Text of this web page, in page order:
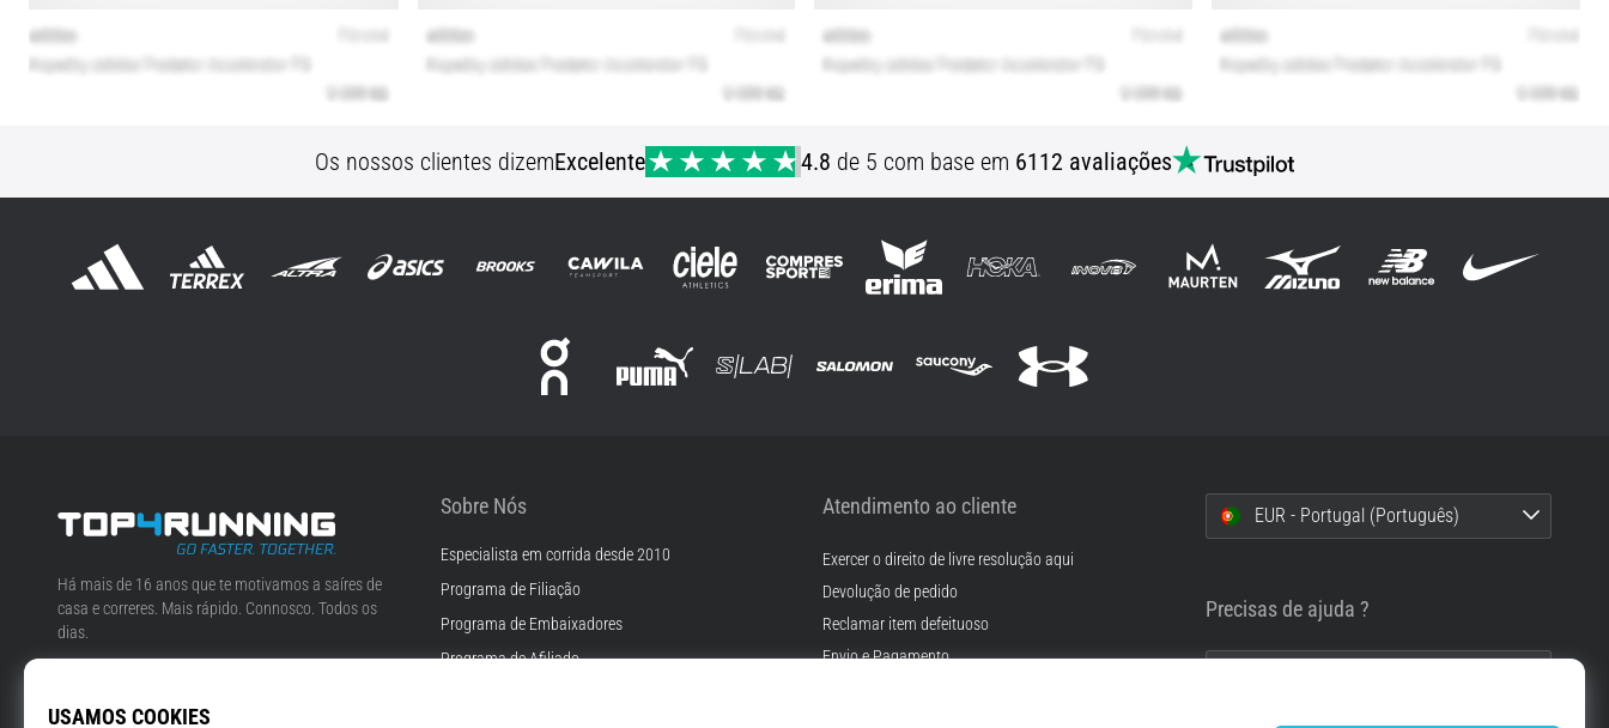
Os nossos clientes dizemExcelente 4.8 de 5 com base em 6112 avaliações
Top4Running.pt
Há mais de 16 anos que te motivamos a saíres de
casa e correres. Mais rápido. Connosco. Todos os
dias.
Sobre Nós
Especialista em corrida desde 2010
Programa de Filiação
Programa de Embaixadores
Programa de Afiliado
Atendimento ao cliente
Exercer o direito de livre resolução aqui
Devolução de pedido
Reclamar item defeituoso
Envio e Pagamento
EUR - Portugal (Português)
Precisas de ajuda ?